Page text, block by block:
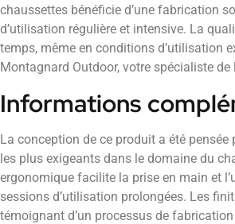
chaussettes bénéficie d’une fabrication
d’utilisation régulière et intensive. La
temps, même en conditions d’utilisation
Montagnard Outdoor, votre spécialiste
Informations
La conception de ce produit a été
les plus exigeants dans le domaine du
ergonomique facilite la prise en main et
sessions d’utilisation prolongées. Les
témoignant d’un processus de